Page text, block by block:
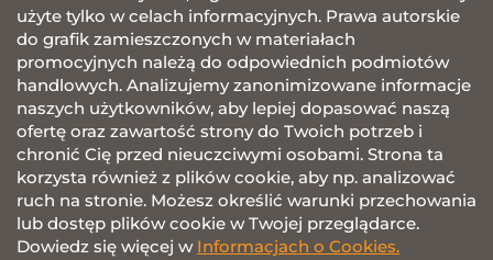
użyte tylko w celach informacyjnych. Prawa autorskie
do grafik zamieszczonych w materiałach
promocyjnych należą do odpowiednich podmiotów
handlowych. Analizujemy zanonimizowane informacje
naszych użytkowników, aby lepiej dopasować naszą
ofertę oraz zawartość strony do Twoich potrzeb i
chronić Cię przed nieuczciwymi osobami. Strona ta
korzysta również z plików cookie, aby np. analizować
ruch na stronie. Możesz określić warunki przechowania
lub dostęp plików cookie w Twojej przeglądarce.
Dowiedz się więcej w Informacjach o Cookies.